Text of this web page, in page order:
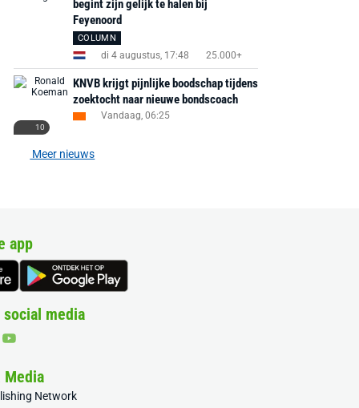
begint zijn gelijk te halen bij
Feyenoord
COLUMN
di 4 augustus, 17:48 25.000+
10
KNVB krijgt pijnlijke boodschap tijdens
zoektocht naar nieuwe bondscoach
Vandaag, 06:25
Meer nieuws
app
media
Media
Network